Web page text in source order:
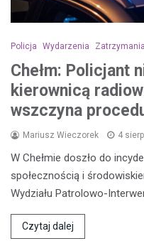
Policja Wydarzenia Zatrzymania
Chełm: Policjant
kierownicą
wszczyna
Mariusz Wieczorek 4
W Chełmie doszło do
społecznością i
Wydziału Patrolowo-
Czytaj dalej